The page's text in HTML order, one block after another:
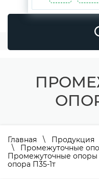
Главная \ Продукция
\ Промежуточные
Промежуточные опоры
опора П35-1т